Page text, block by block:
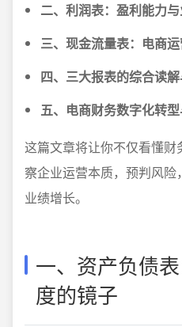
二、利润表：盈利能力
三、现金流量表：电商
四、三大报表的综合读
五、电商财务数字化转
这篇文章将让你不仅看懂
察企业运营本质，预判风
业绩增长。
一、资产负债
度的镜子